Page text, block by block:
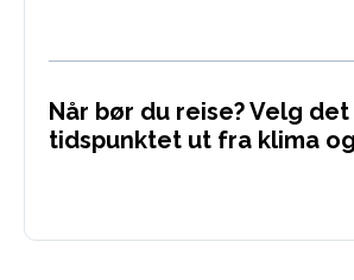
Når bør du reise? Velg
tidspunktet ut fra klima